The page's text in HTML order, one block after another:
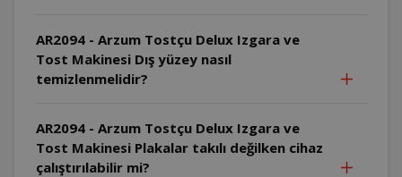
AR2094 - Arzum Tostçu Delux Izgara ve
Tost Makinesi Dış yüzey nasıl
temizlenmelidir?
AR2094 - Arzum Tostçu Delux Izgara ve
Tost Makinesi Plakalar takılı değilken cihaz
çalıştırılabilir mi?